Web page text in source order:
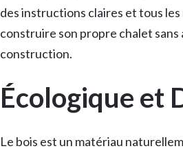
des instructions claires et tous
construire son propre chalet
construction.
Écologique et
Le bois est un matériau